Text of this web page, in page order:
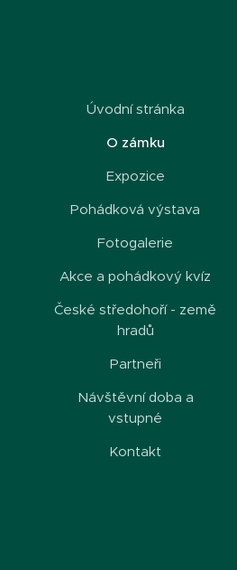
Úvodní stránka
O zámku
Expozice
Pohádková výstava
Fotogalerie
Akce a pohádkový kvíz
České středohoří - země
hradů
Partneři
Návštěvní doba a
vstupné
Kontakt